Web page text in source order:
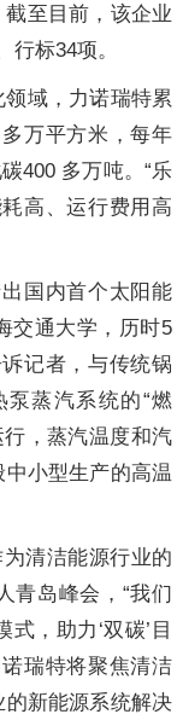
至目前，该企业
标34项。
域，力诺瑞特累
万平方米，每年
400 多万吨。“乐
高、运行费用高
国内首个太阳能
交通大学，历时5
记者，与传统锅
蒸汽系统的“燃
，蒸汽温度和汽
小型生产的高温
清洁能源行业的
青岛峰会，“我们
，助力‘双碳’目
瑞特将聚焦清洁
新能源系统解决